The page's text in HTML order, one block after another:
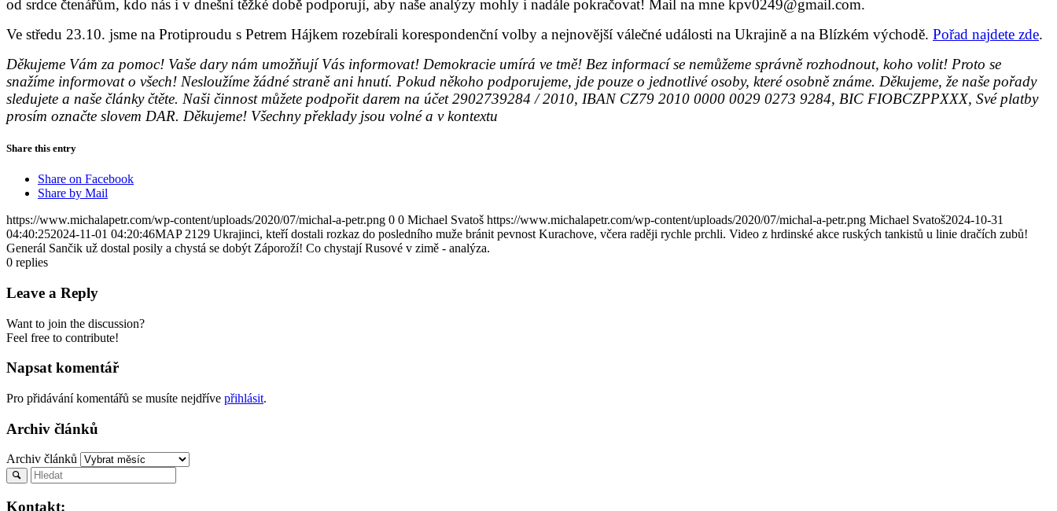
od srdce čtenářům, kdo nás i v dnešní těžké době podporují, aby naše analýzy mohly i nadále pokračovat! Mail na mne kpv0249@gmail.com.
Ve středu 23.10. jsme na Protiproudu s Petrem Hájkem rozebírali korespondenční volby a nejnovější válečné události na Ukrajině a na Blízkém východě. Pořad najdete zde.
Děkujeme Vám za pomoc! Vaše dary nám umožňují Vás informovat! Demokracie umírá ve tmě! Bez informací se nemůžeme správně rozhodnout, koho volit! Proto se
snažíme informovat o všech! Nesloužíme žádné straně ani hnutí. Pokud někoho podporujeme, jde pouze o jednotlivé osoby, které osobně známe. Děkujeme, že naše pořady
sledujete a naše články čtěte. Naši činnost můžete podpořit darem na účet 2902739284 / 2010, IBAN CZ79 2010 0000 0029 0273 9284, BIC FIOBCZPPXXX, Své platby
prosím označte slovem DAR. Děkujeme! Všechny překlady jsou volné a v kontextu
Share this entry
Share on Facebook
Share by Mail
https://www.michalapetr.com/wp-content/uploads/2020/07/michal-a-petr.png 0 0 Michael Svatoš https://www.michalapetr.com/wp-content/uploads/2020/07/michal-a-petr.png Michael Svatoš2024-10-31
04:40:252024-11-01 04:20:46MAP 2129 Ukrajinci, kteří dostali rozkaz do posledního muže bránit pevnost Kurachove, včera raději rychle prchli. Video z hrdinské akce ruských tankistů u linie dračích zubů!
Generál Sančik už dostal posily a chystá se dobýt Záporoží! Co chystají Rusové v zimě - analýza.
0 replies
Leave a Reply
Want to join the discussion?
Feel free to contribute!
Napsat komentář
Pro přidávání komentářů se musíte nejdříve přihlásit.
Archiv článků
Archiv článků
Kontakt: